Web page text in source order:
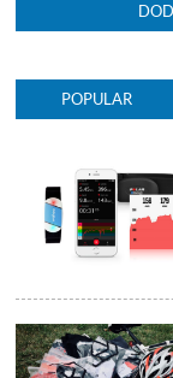
POPULAR